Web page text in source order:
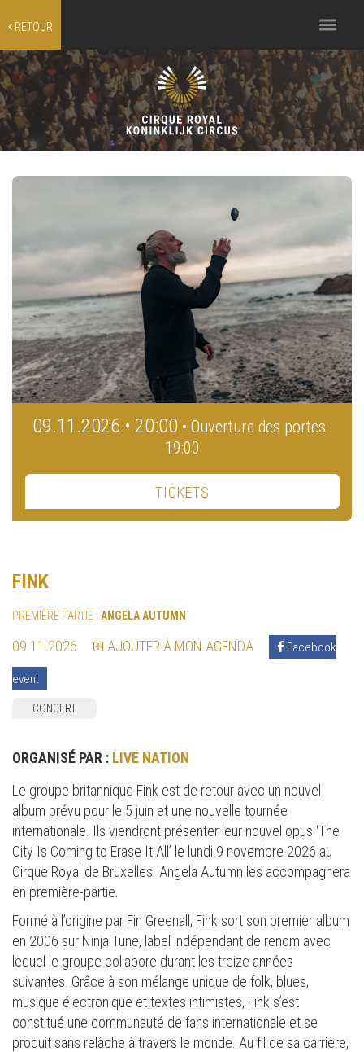
RETOUR
Toggle
navigation
09.11.2026 • 20:00 • Ouverture des portes :
19:00
TICKETS
FINK
PREMIÈRE PARTIE : ANGELA AUTUMN
09.11.2026 AJOUTER À MON AGENDA Facebook
event
CONCERT
ORGANISÉ PAR : LIVE NATION
Le groupe britannique Fink est de retour avec un nouvel
album prévu pour le 5 juin et une nouvelle tournée
internationale. Ils viendront présenter leur nouvel opus ‘The
City Is Coming to Erase It All’ le lundi 9 novembre 2026 au
Cirque Royal de Bruxelles. Angela Autumn les accompagnera
en première-partie.
Formé à l’origine par Fin Greenall, Fink sort son premier album
en 2006 sur Ninja Tune, label indépendant de renom avec
lequel le groupe collabore durant les treize années
suivantes. Grâce à son mélange unique de folk, blues,
musique électronique et textes intimistes, Fink s’est
constitué une communauté de fans internationale et se
produit sans relâche à travers le monde. Au fil de sa carrière,